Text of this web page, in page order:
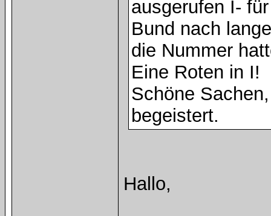
ausgerufen I-
Bund nach
die Nummer
Eine Roten in I!
Schöne
begeistert.
Hallo,